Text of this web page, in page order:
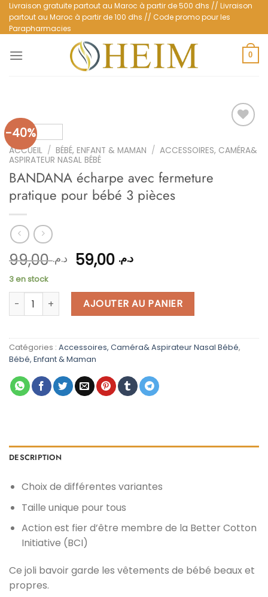
Passer
au
contenu
Livraison gratuite partout au Maroc à partir de 500 dhs // Livraison
partout au Maroc à partir de 100 dhs // Code promo pour les
Parapharmacies
0
-40%
ACCUEIL / BÉBÉ, ENFANT & MAMAN / ACCESSOIRES, CAMÉRA&
ASPIRATEUR NASAL BÉBÉ
BANDANA écharpe avec fermeture
pratique pour bébé 3 pièces
د.م.99,00 Le
prix
initial
était :
د.م. 99,00.
د.م.Le
actuel
est :
3 en stock
quantité de BANDANA écharpe avec fermeture pratique
AJOUTER AU PANIER
Catégories : Accessoires, Caméra& Aspirateur Nasal Bébé,
Bébé, Enfant & Maman
DESCRIPTION
Choix de différentes variantes
Taille unique pour tous
Action est fier d’être membre de la Better Cotton
Initiative (BCI)
Ce joli bavoir garde les vêtements de bébé beaux et
propres.